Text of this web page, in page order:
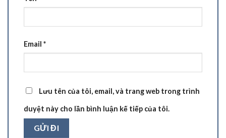
Email *
Lưu tên của tôi, email, và trang web trong trình
duyệt này cho lần bình luận kế tiếp của tôi.